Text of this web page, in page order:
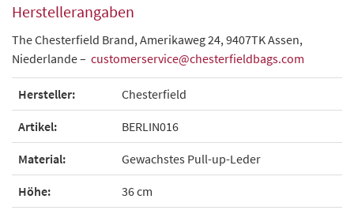
Herstellerangaben
The Chesterfield Brand, Amerikaweg 24, 9407TK Assen,
Niederlande – customerservice@chesterfieldbags.com
Hersteller: Chesterfield
Artikel: BERLIN016
Material: Gewachstes Pull-up-Leder
Höhe: 36 cm